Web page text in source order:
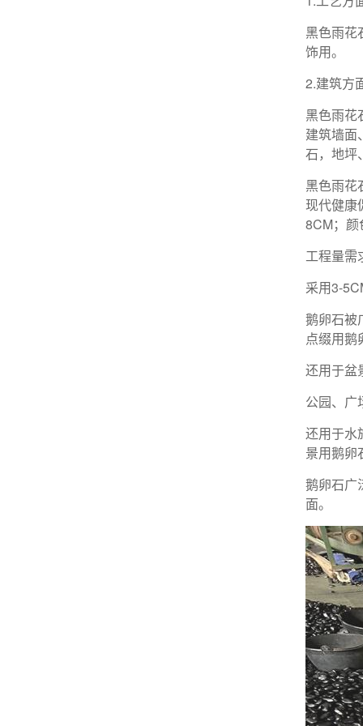
黑色雨花
饰用。
2.建筑方
黑色雨花
建筑墙面
石，地坪
黑色雨花
现代健康
8CM；
工程量需
采用3-
鹅卵石被
点缀用鹅
还用于盆
公园、广
还用于水
景用鹅卵
鹅卵石广
面。